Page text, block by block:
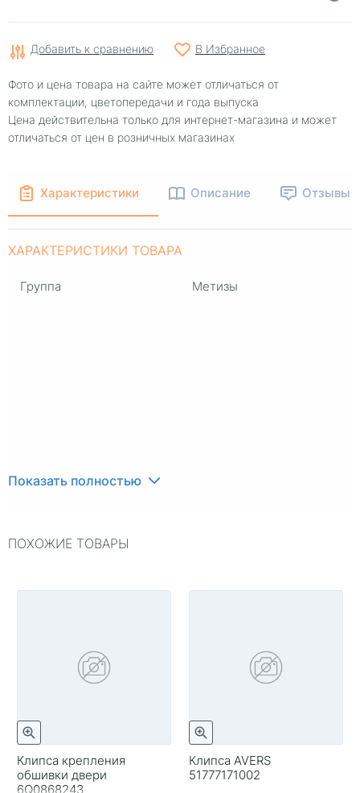
Добавить к сравнению В Избранное
Фото и цена товара на сайте может отличаться от
комплектации, цветопередачи и года выпуска
Цена действительна только для интернет-магазина и может
отличаться от цен в розничных магазинах
Характеристики Описание Отзывы
ХАРАКТЕРИСТИКИ ТОВАРА
Группа Метизы
Показать полностью
ПОХОЖИЕ ТОВАРЫ
Клипса крепления
обшивки двери
6Q0868243
Клипса AVERS
51777171002